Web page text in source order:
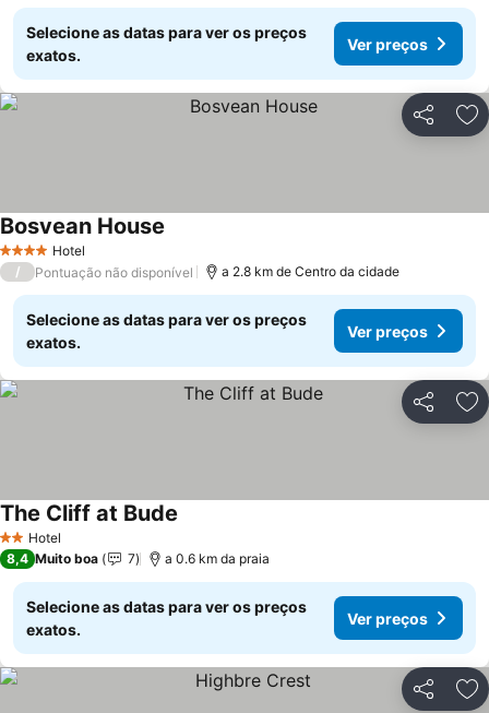
Selecione as datas para ver os preços
exatos.
Ver preços
Partilhar
4 EstrelasHotel
Bosvean House
/ Pontuação não disponível a 2.8 km de Centro da cidade
Selecione as datas para ver os preços
exatos.
Ver preços
Partilhar
2 Estrelas
Hotel
The Cliff at Bude
8,4 Muito boa 7 a 0.6 km da praia
Selecione as datas para ver os preços
exatos.
Ver preços
Partilhar